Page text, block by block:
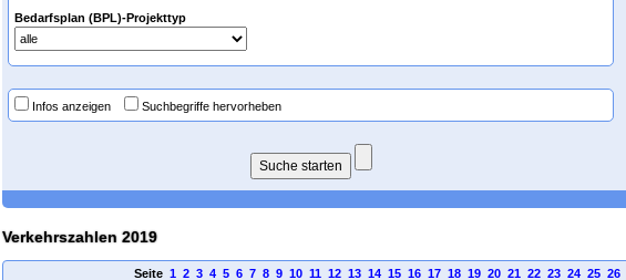
Bedarfsplan (BPL)-Projekttyp
Infos anzeigen Suchbegriffe hervorheben
Verkehrszahlen 2019
Seite 1 2 3 4 5 6 7 8 9 10 11 12 13 14 15 16 17 18 19 20 21 22 23 24 25 26